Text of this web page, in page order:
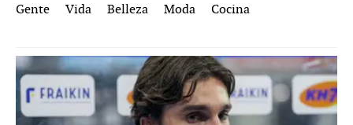
Gente Vida Belleza Moda Cocina